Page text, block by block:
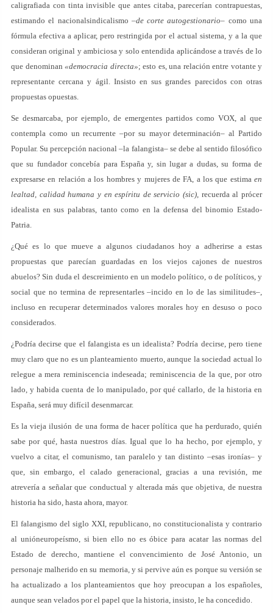
caligrafiada con tinta invisible que antes citaba, parecerían contrapuestas,
estimando el nacionalsindicalismo –de corte autogestionario– como una
fórmula efectiva a aplicar, pero restringida por el actual sistema, y a la que
consideran original y ambiciosa y solo entendida aplicándose a través de lo
que denominan «democracia directa»; esto es, una relación entre votante y
representante cercana y ágil. Insisto en sus grandes parecidos con otras
propuestas opuestas.
Se desmarcaba, por ejemplo, de emergentes partidos como VOX, al que
contempla como un recurrente –por su mayor determinación– al Partido
Popular. Su percepción nacional –la falangista– se debe al sentido filosófico
que su fundador concebía para España y, sin lugar a dudas, su forma de
expresarse en relación a los hombres y mujeres de FA, a los que estima en
lealtad, calidad humana y en espíritu de servicio (sic), recuerda al prócer
idealista en sus palabras, tanto como en la defensa del binomio Estado-
Patria.
¿Qué es lo que mueve a algunos ciudadanos hoy a adherirse a estas
propuestas que parecían guardadas en los viejos cajones de nuestros
abuelos? Sin duda el descreimiento en un modelo político, o de políticos, y
social que no termina de representarles –incido en lo de las similitudes–,
incluso en recuperar determinados valores morales hoy en desuso o poco
considerados.
¿Podría decirse que el falangista es un idealista? Podría decirse, pero tiene
muy claro que no es un planteamiento muerto, aunque la sociedad actual lo
relegue a mera reminiscencia indeseada; reminiscencia de la que, por otro
lado, y habida cuenta de lo manipulado, por qué callarlo, de la historia en
España, será muy difícil desenmarcar.
Es la vieja ilusión de una forma de hacer política que ha perdurado, quién
sabe por qué, hasta nuestros días. Igual que lo ha hecho, por ejemplo, y
vuelvo a citar, el comunismo, tan paralelo y tan distinto –esas ironías– y
que, sin embargo, el calado generacional, gracias a una revisión, me
atrevería a señalar que conductual y alterada más que objetiva, de nuestra
historia ha sido, hasta ahora, mayor.
El falangismo del siglo XXI, republicano, no constitucionalista y contrario
al unióneuropeísmo, si bien ello no es óbice para acatar las normas del
Estado de derecho, mantiene el convencimiento de José Antonio, un
personaje malherido en su memoria, y si pervive aún es porque su versión se
ha actualizado a los planteamientos que hoy preocupan a los españoles,
aunque sean velados por el papel que la historia, insisto, le ha concedido.